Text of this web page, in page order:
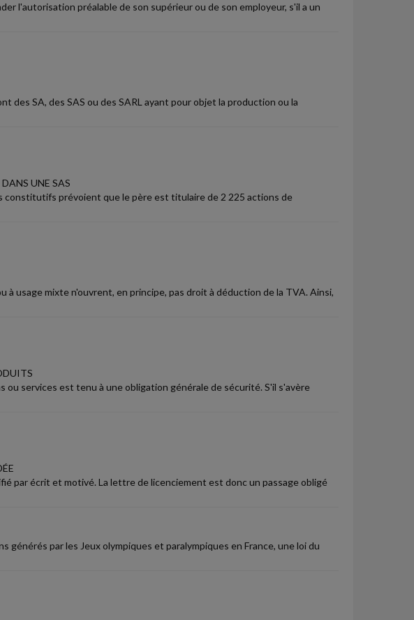
l'autorisation préalable de son supérieur ou de son employeur, s'il a un
SA, des SAS ou des SARL ayant pour objet la production ou la
UNE SAS
prévoient que le père est titulaire de 2 225 actions de
usage mixte n'ouvrent, en principe, pas droit à déduction de la TVA. Ainsi,
services est tenu à une obligation générale de sécurité. S'il s'avère
par écrit et motivé. La lettre de licenciement est donc un passage obligé
générés par les Jeux olympiques et paralympiques en France, une loi du